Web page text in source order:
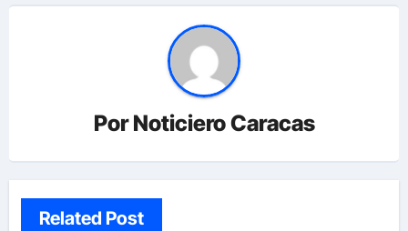
PorNoticiero Caracas
Related Post